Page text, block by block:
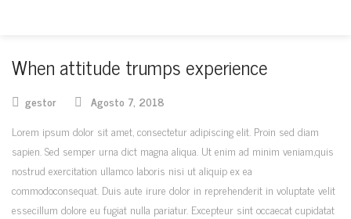
When attitude trumps experience
gestor
Agosto 7, 2018
Lorem ipsum dolor sit amet, consectetur adipiscing elit. Proin sed diam
sapien. Sed semper urna dict magna aliqua. Ut enim ad minim veniam,quis
nostrud exercitation ullamco laboris nisi ut aliquip ex ea
commodoconsequat. Duis aute irure dolor in reprehenderit in voluptate velit
essecillum dolore eu fugiat nulla pariatur. Excepteur sint occaecat cupidatat